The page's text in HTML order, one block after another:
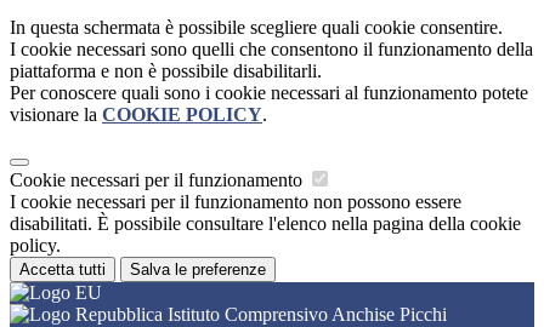
In questa schermata è possibile scegliere quali cookie consentire.
I cookie necessari sono quelli che consentono il funzionamento della
piattaforma e non è possibile disabilitarli.
Per conoscere quali sono i cookie necessari al funzionamento potete
visionare la COOKIE POLICY.
Cookie necessari per il funzionamento
I cookie necessari per il funzionamento non possono essere
disabilitati. È possibile consultare l'elenco nella pagina della cookie
policy.
Accetta tutti Salva le preferenze
Istituto Comprensivo Anchise Picchi